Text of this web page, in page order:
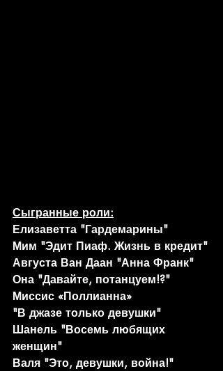
Сыгранные роли:
Елизаветта "Гардемарины"
Мим "Эдит Пиаф. Жизнь в кредит"
Августа Ван Даан "Анна Франк"
Она "Давайте, потанцуем!?"
Миссис «Поллианна»
"В джазе только девушки"
Шанель "Восемь любящих
женщин"
Валя "Это, девушки, война!"